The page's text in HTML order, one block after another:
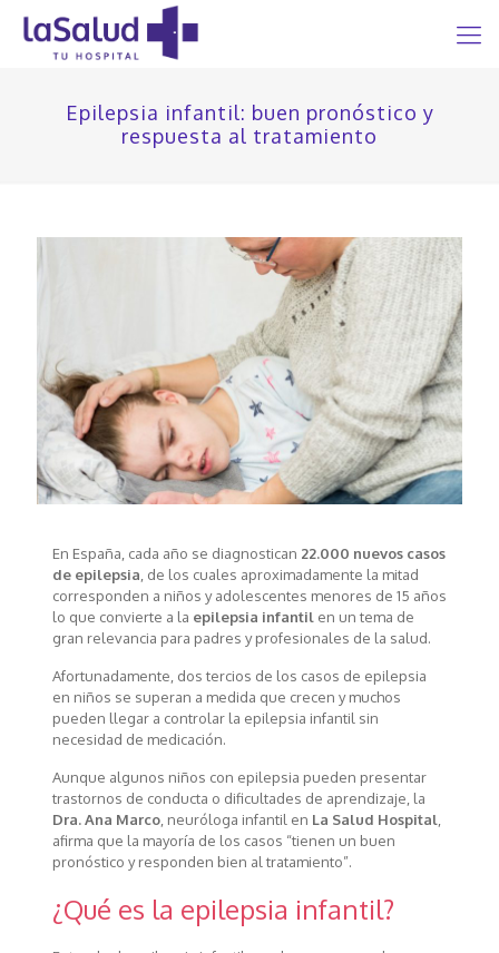
Epilepsia infantil: buen pronóstico y
respuesta al tratamiento
En España, cada año se diagnostican 22.000 nuevos casos
de epilepsia , de los cuales aproximadamente la mitad
corresponden a niños y adolescentes menores de 15 años
lo que convierte a la epilepsia infantil en un tema de
gran relevancia para padres y profesionales de la salud.
Afortunadamente, dos tercios de los casos de epilepsia
en niños se superan a medida que crecen y muchos
pueden llegar a controlar la epilepsia infantil sin
necesidad de medicación.
Aunque algunos niños con epilepsia pueden presentar
trastornos de conducta o dificultades de aprendizaje, la
Dra. Ana Marco, neuróloga infantil en La Salud Hospital
afirma que la mayoría de los casos “tienen un buen
pronóstico y responden bien al tratamiento”.
¿Qué es la epilepsia infantil?